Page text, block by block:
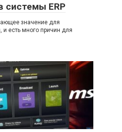
системы ERP
значение для
есть много причин для